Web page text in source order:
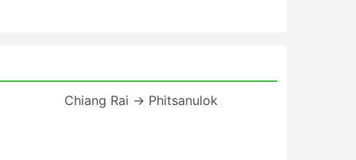
Chiang Rai → Phitsanulok